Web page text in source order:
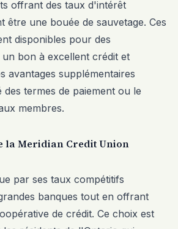
offrant des taux d'intérêt
être une bouée de sauvetage. Ces
disponibles pour des
bon à excellent crédit et
avantages supplémentaires
des termes de paiement ou le
membres.
la Meridian Credit Union
par ses taux compétitifs
banques tout en offrant
de crédit. Ce choix est